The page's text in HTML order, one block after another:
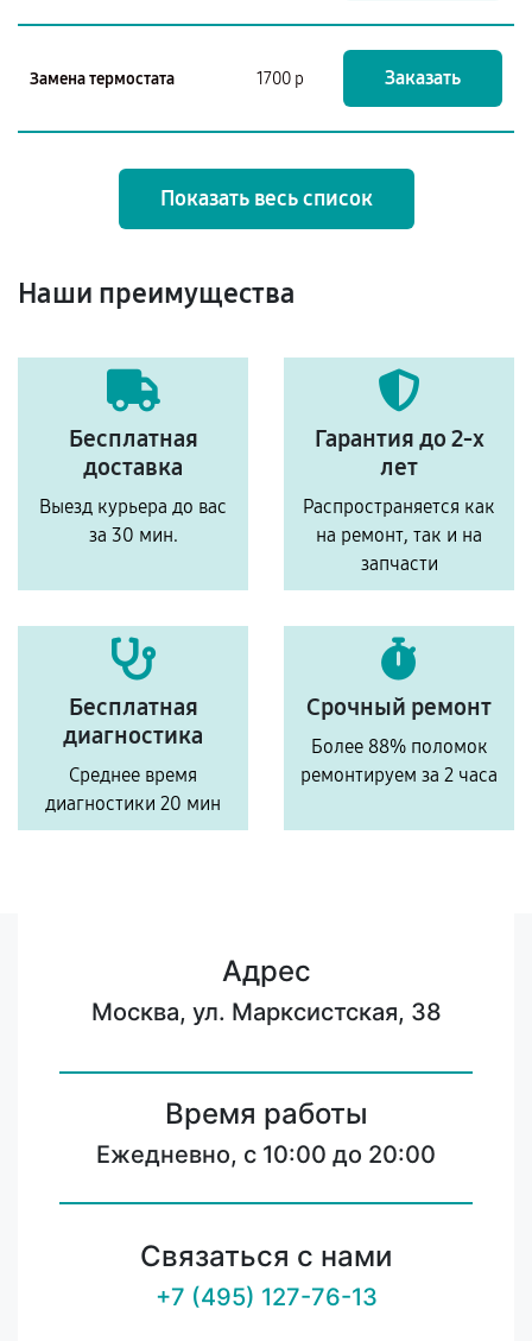
Замена термостата 1700 р Заказать
Показать весь список
Наши преимущества
Бесплатная
доставка
Выезд курьера до вас
за 30 мин.
Гарантия до 2-х
лет
Распространяется как
на ремонт, так и на
запчасти
Бесплатная
диагностика
Среднее время
диагностики 20 мин
Срочный ремонт
Более 88% поломок
ремонтируем за 2 часа
Адрес
Москва, ул. Марксистская, 38
Время работы
Ежедневно, с 10:00 до 20:00
Связаться с нами
+7 (495) 127-76-13